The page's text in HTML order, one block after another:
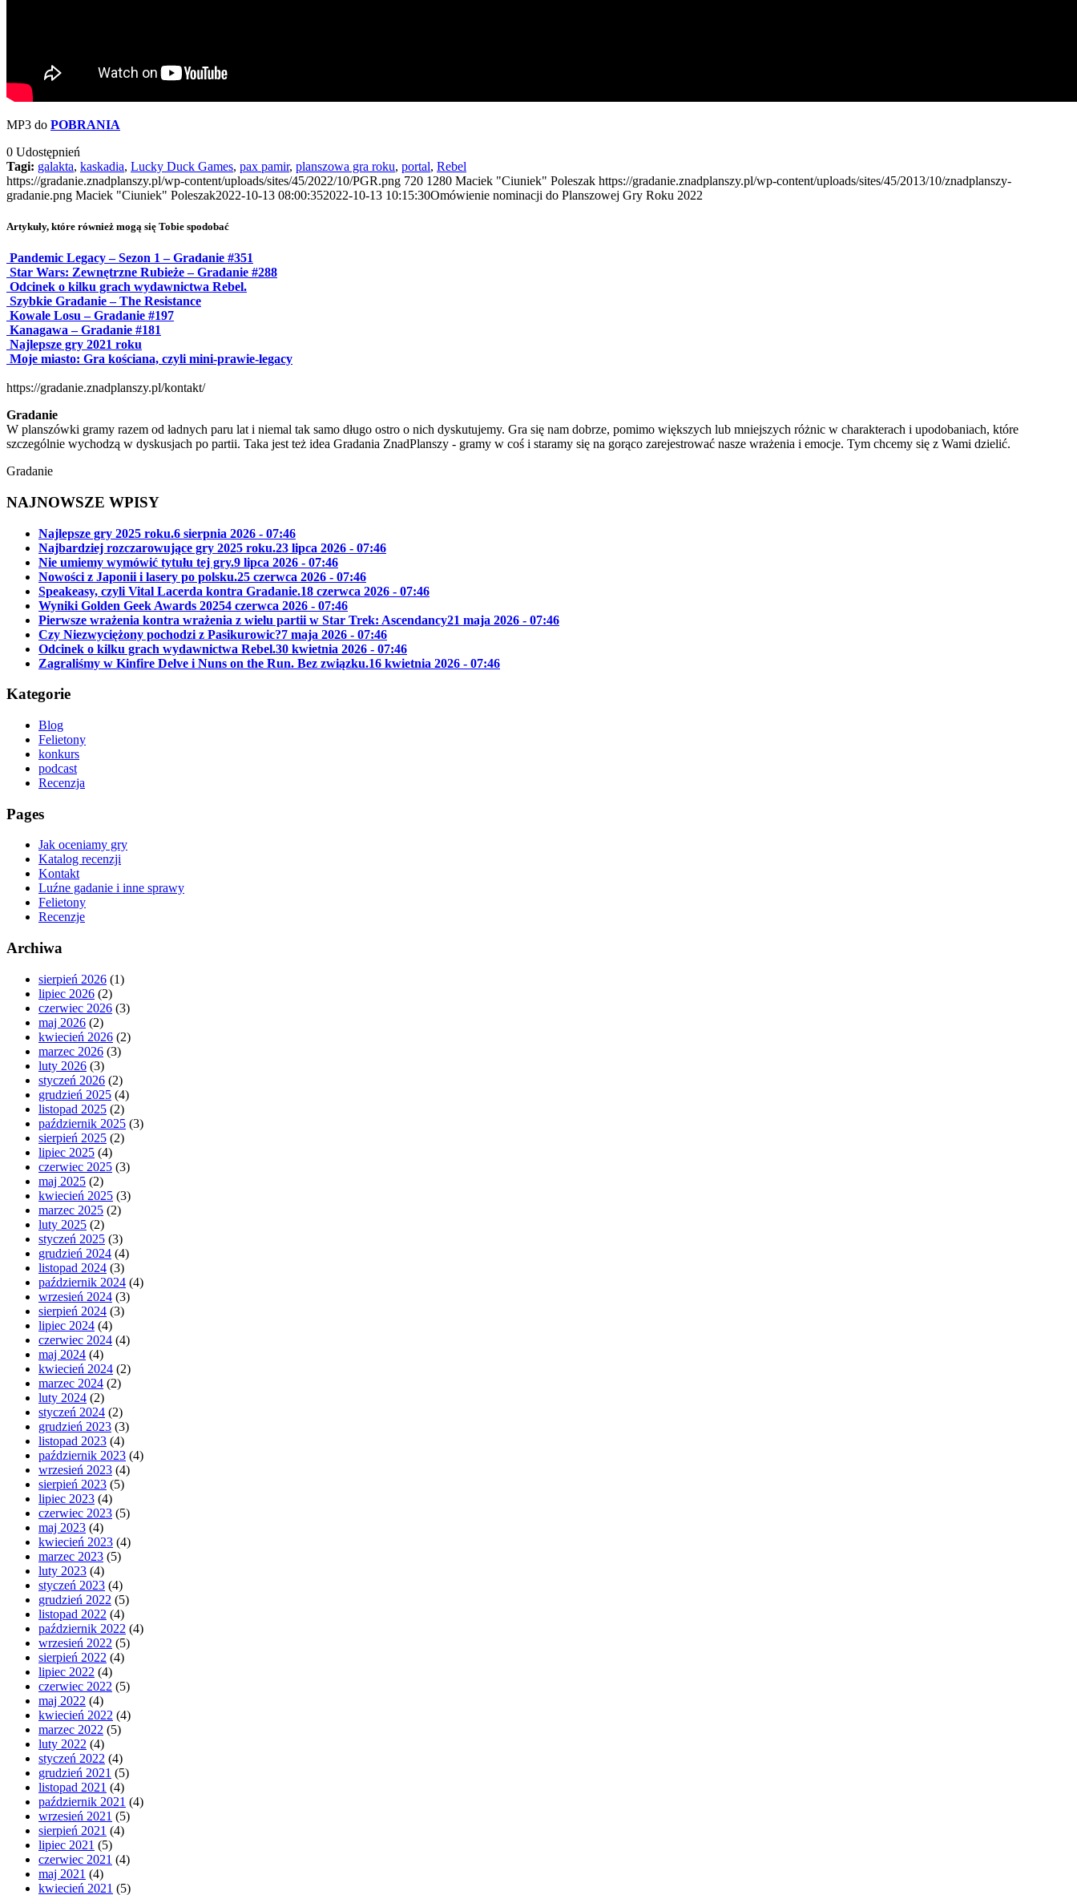
MP3 do POBRANIA
0 Udostępnień
Tagi: galakta, kaskadia, Lucky Duck Games, pax pamir, planszowa gra roku, portal, Rebel
https://gradanie.znadplanszy.pl/wp-content/uploads/sites/45/2022/10/PGR.png 720 1280 Maciek "Ciuniek" Poleszak https://gradanie.znadplanszy.pl/wp-content/uploads/sites/45/2013/10/znadplanszy-
gradanie.png Maciek "Ciuniek" Poleszak2022-10-13 08:00:352022-10-13 10:15:30Omówienie nominacji do Planszowej Gry Roku 2022
Artykuły, które również mogą się Tobie spodobać
Pandemic Legacy – Sezon 1 – Gradanie #351
Star Wars: Zewnętrzne Rubieże – Gradanie #288
Odcinek o kilku grach wydawnictwa Rebel.
Szybkie Gradanie – The Resistance
Kowale Losu – Gradanie #197
Kanagawa – Gradanie #181
Najlepsze gry 2021 roku
Moje miasto: Gra kościana, czyli mini-prawie-legacy
https://gradanie.znadplanszy.pl/kontakt/
Gradanie
W planszówki gramy razem od ładnych paru lat i niemal tak samo długo ostro o nich dyskutujemy. Gra się nam dobrze, pomimo większych lub mniejszych różnic w charakterach i upodobaniach, które
szczególnie wychodzą w dyskusjach po partii. Taka jest też idea Gradania ZnadPlanszy - gramy w coś i staramy się na gorąco zarejestrować nasze wrażenia i emocje. Tym chcemy się z Wami dzielić.
Gradanie
NAJNOWSZE WPISY
Najlepsze gry 2025 roku.6 sierpnia 2026 - 07:46
Najbardziej rozczarowujące gry 2025 roku.23 lipca 2026 - 07:46
Nie umiemy wymówić tytułu tej gry.9 lipca 2026 - 07:46
Nowości z Japonii i lasery po polsku.25 czerwca 2026 - 07:46
Speakeasy, czyli Vital Lacerda kontra Gradanie.18 czerwca 2026 - 07:46
Wyniki Golden Geek Awards 20254 czerwca 2026 - 07:46
Pierwsze wrażenia kontra wrażenia z wielu partii w Star Trek: Ascendancy21 maja 2026 - 07:46
Czy Niezwyciężony pochodzi z Pasikurowic?7 maja 2026 - 07:46
Odcinek o kilku grach wydawnictwa Rebel.30 kwietnia 2026 - 07:46
Zagraliśmy w Kinfire Delve i Nuns on the Run. Bez związku.16 kwietnia 2026 - 07:46
Kategorie
Blog
Felietony
konkurs
podcast
Recenzja
Pages
Jak oceniamy gry
Katalog recenzji
Kontakt
Luźne gadanie i inne sprawy
Felietony
Recenzje
Archiwa
sierpień 2026 (1)
lipiec 2026 (2)
czerwiec 2026 (3)
maj 2026 (2)
kwiecień 2026 (2)
marzec 2026 (3)
luty 2026 (3)
styczeń 2026 (2)
grudzień 2025 (4)
listopad 2025 (2)
październik 2025 (3)
sierpień 2025 (2)
lipiec 2025 (4)
czerwiec 2025 (3)
maj 2025 (2)
kwiecień 2025 (3)
marzec 2025 (2)
luty 2025 (2)
styczeń 2025 (3)
grudzień 2024 (4)
listopad 2024 (3)
październik 2024 (4)
wrzesień 2024 (3)
sierpień 2024 (3)
lipiec 2024 (4)
czerwiec 2024 (4)
maj 2024 (4)
kwiecień 2024 (2)
marzec 2024 (2)
luty 2024 (2)
styczeń 2024 (2)
grudzień 2023 (3)
listopad 2023 (4)
październik 2023 (4)
wrzesień 2023 (4)
sierpień 2023 (5)
lipiec 2023 (4)
czerwiec 2023 (5)
maj 2023 (4)
kwiecień 2023 (4)
marzec 2023 (5)
luty 2023 (4)
styczeń 2023 (4)
grudzień 2022 (5)
listopad 2022 (4)
październik 2022 (4)
wrzesień 2022 (5)
sierpień 2022 (4)
lipiec 2022 (4)
czerwiec 2022 (5)
maj 2022 (4)
kwiecień 2022 (4)
marzec 2022 (5)
luty 2022 (4)
styczeń 2022 (4)
grudzień 2021 (5)
listopad 2021 (4)
październik 2021 (4)
wrzesień 2021 (5)
sierpień 2021 (4)
lipiec 2021 (5)
czerwiec 2021 (4)
maj 2021 (4)
kwiecień 2021 (5)